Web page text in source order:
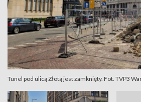
Tunel pod ulicą Złotą jest zamknięty. Fot. TVP3